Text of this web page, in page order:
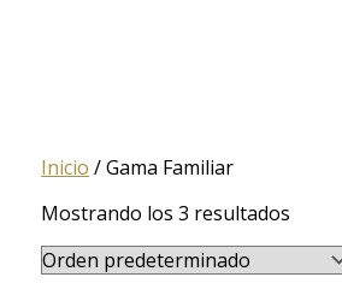
Inicio / Gama Familiar
Mostrando los 3 resultados